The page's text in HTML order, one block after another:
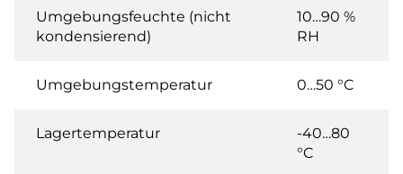
Umgebungsfeuchte (nicht
kondensierend)
10…90 %
RH
Umgebungstemperatur 0…50 °C
Lagertemperatur
-40…80
°C